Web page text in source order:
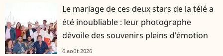
Le mariage de ces deux stars de la télé a
été inoubliable : leur photographe
dévoile des souvenirs pleins d'émotion
6 août 2026